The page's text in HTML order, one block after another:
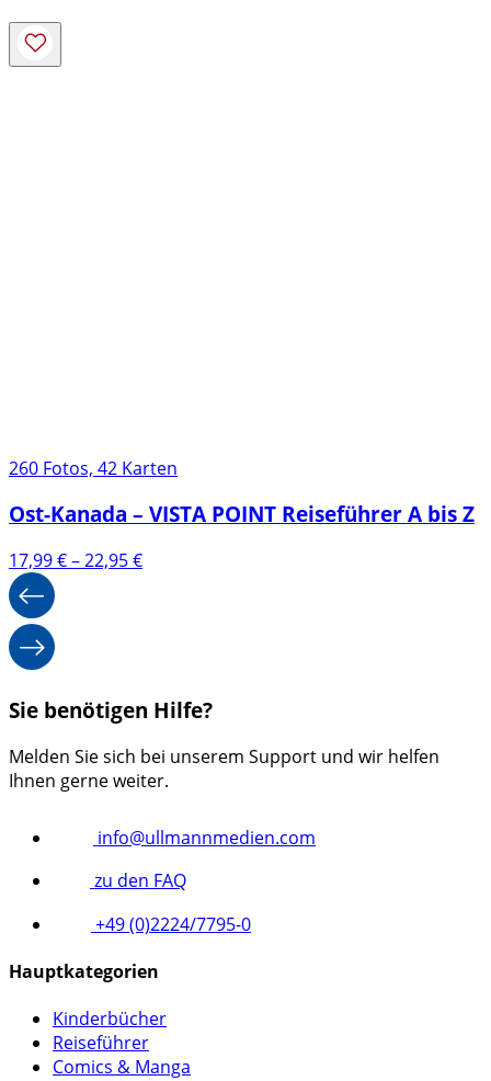
260 Fotos, 42 Karten
Ost-Kanada – VISTA POINT Reiseführer A bis Z
17,99€–22,95€Preisspanne:
Sie benötigen Hilfe?
Melden Sie sich bei unserem Support und wir helfen
Ihnen gerne weiter.
info@ullmannmedien.com
zu den FAQ
+49 (0)2224/7795-0
Hauptkategorien
Kinderbücher
Reiseführer
Comics & Manga